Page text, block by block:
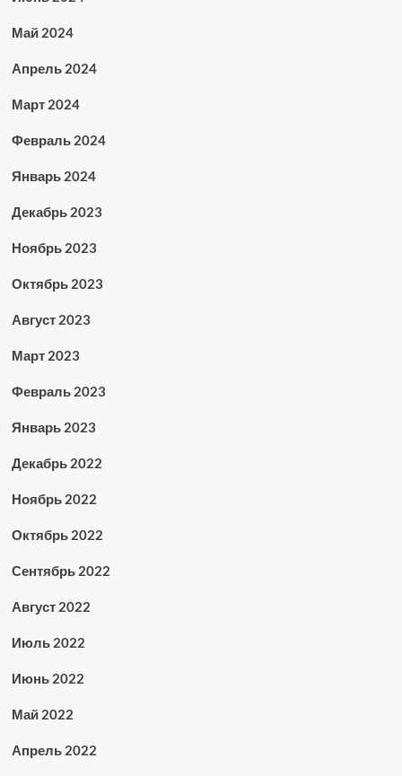
Май 2024
Апрель 2024
Март 2024
Февраль 2024
Январь 2024
Декабрь 2023
Ноябрь 2023
Октябрь 2023
Август 2023
Март 2023
Февраль 2023
Январь 2023
Декабрь 2022
Ноябрь 2022
Октябрь 2022
Сентябрь 2022
Август 2022
Июль 2022
Июнь 2022
Май 2022
Апрель 2022